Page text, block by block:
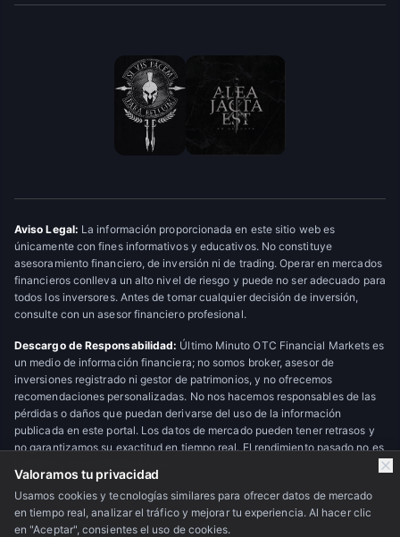
Aviso Legal: La información proporcionada en este sitio web es
únicamente con fines informativos y educativos. No constituye
asesoramiento financiero, de inversión ni de trading. Operar en mercados
financieros conlleva un alto nivel de riesgo y puede no ser adecuado para
todos los inversores. Antes de tomar cualquier decisión de inversión,
consulte con un asesor financiero profesional.
Descargo de Responsabilidad: Último Minuto OTC Financial Markets es
un medio de información financiera; no somos broker, asesor de
inversiones registrado ni gestor de patrimonios, y no ofrecemos
recomendaciones personalizadas. No nos hacemos responsables de las
pérdidas o daños que puedan derivarse del uso de la información
publicada en este portal. Los datos de mercado pueden tener retrasos y
no garantizamos su exactitud en tiempo real. El rendimiento pasado no es
© 2026 Último Minuto OTC Financial Markets. Todos los derechos
Valoramos tu privacidad
Usamos cookies y tecnologías similares para ofrecer datos de mercado
en tiempo real, analizar el tráfico y mejorar tu experiencia. Al hacer clic
en "Aceptar", consientes el uso de cookies.